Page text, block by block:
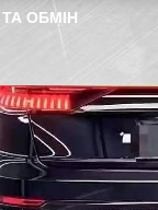
ОБМІН